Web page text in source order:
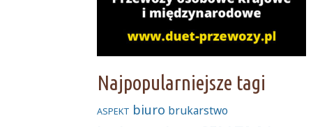
Najpopularniejsze tagi
ASPEKT biuro brukarstwo